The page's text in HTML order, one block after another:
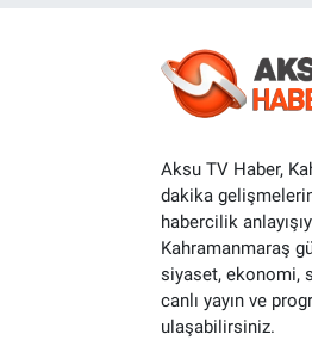
Aksu TV Haber,
dakika
habercilik
Kahramanmaraş
siyaset, ekonomi,
canlı yayın ve
ulaşabilirsiniz.